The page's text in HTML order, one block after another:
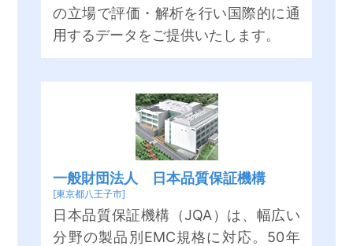
の立場で評価・解析を行い国際的に通
用するデータをご提供いたします。
一般財団法人 日本品質保証機構
[東京都八王子市]
日本品質保証機構（JQA）は、幅広い
分野の製品別EMC規格に対応。50年